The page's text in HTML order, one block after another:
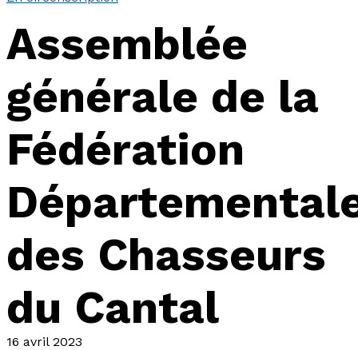
Assemblée
générale de la
Fédération
des Chasseurs
du Cantal
16 avril 2023